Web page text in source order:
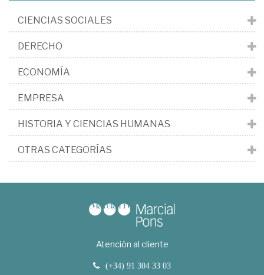
CIENCIAS SOCIALES
DERECHO
ECONOMÍA
EMPRESA
HISTORIA Y CIENCIAS HUMANAS
OTRAS CATEGORÍAS
Atención al cliente
(+34) 91 304 33 03